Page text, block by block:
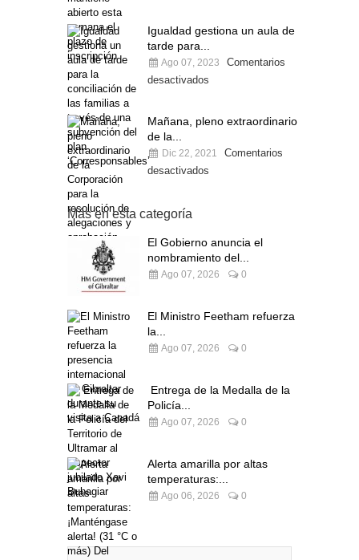
Igualdad gestiona un aula de
tarde para...
Ago 07, 2023
Comentarios
desactivados
Mañana, pleno extraordinario
de la...
Dic 22, 2021
Comentarios
desactivados
Más en esta categoría
El Gobierno anuncia el
nombramiento del...
Ago 07, 2026 0
El Ministro Feetham refuerza
la...
Ago 07, 2026 0
Entrega de la Medalla de la
Policía...
Ago 07, 2026 0
Alerta amarilla por altas
temperaturas:...
Ago 06, 2026 0